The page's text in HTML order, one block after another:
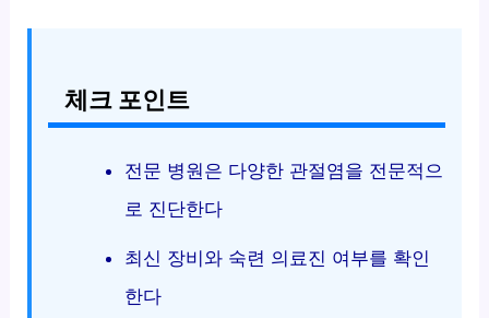
체크 포인트
전문 병원은 다양한 관절염을 전문적으
로 진단한다
최신 장비와 숙련 의료진 여부를 확인
한다